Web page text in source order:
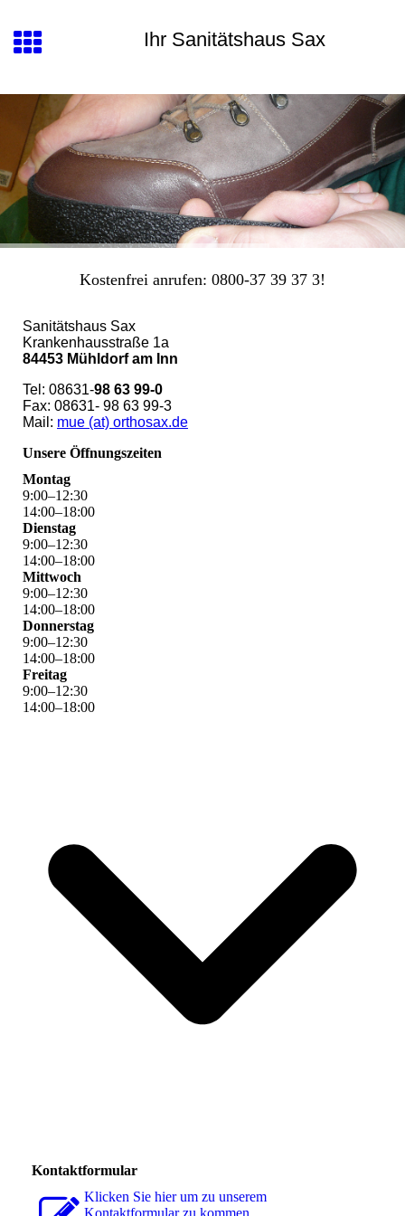
Ihr Sanitätshaus Sax
Kostenfrei anrufen: 0800-37 39 37 3!
Sanitätshaus Sax
Krankenhausstraße 1a
84453 Mühldorf am Inn
Tel: 08631-98 63 99-0
Fax: 08631- 98 63 99-3
Mail: mue (at) orthosax.de
Unsere Öffnungszeiten
Montag
9:00–12:30
14:00–18:00
Dienstag
9:00–12:30
14:00–18:00
Mittwoch
9:00–12:30
14:00–18:00
Donnerstag
9:00–12:30
14:00–18:00
Freitag
9:00–12:30
14:00–18:00
Kontaktformular
Klicken Sie hier um zu unserem